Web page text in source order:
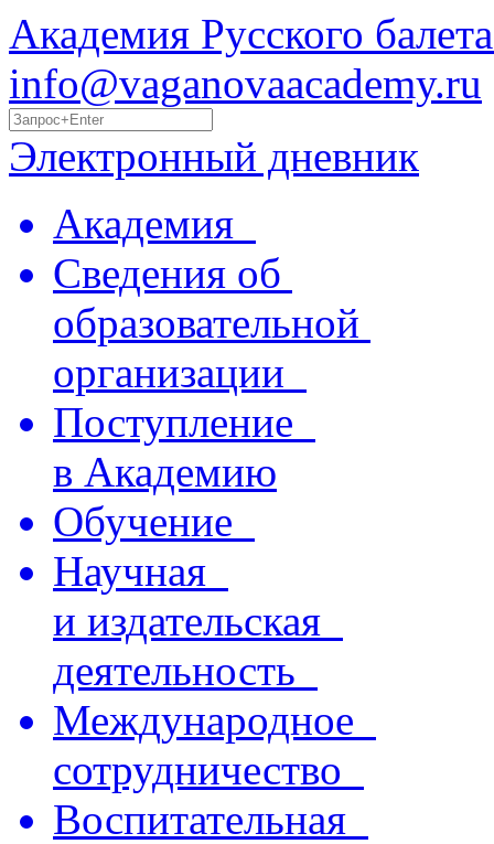
Академия Русского
info@vaganovaacademy.ru
Электронный дневник
Академия
Сведения об
образовательной
организации
Поступление
в Академию
Обучение
Научная
и издательская
деятельность
Международное
сотрудничество
Воспитательная